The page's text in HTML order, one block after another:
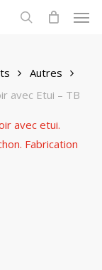
Autres
avec Etui – TB